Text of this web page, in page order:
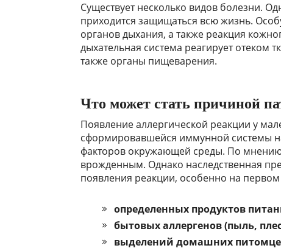
Существует несколько видов болезни.
приходится защищаться всю жизнь.
органов дыхания, а также реакция
дыхательная система реагирует отеком
также органы пищеварения.
Что может стать причиной
Появление аллергической реакции у
сформировавшейся иммунной системы
факторов окружающей среды. По
врожденным. Однако наследственная
появления реакции, особенно на
определенных продуктов
бытовых аллергенов (пыль,
выделений домашних